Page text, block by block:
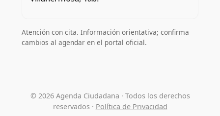
Atención con cita. Información orientativa; confirma
cambios al agendar en el portal oficial.
© 2026 Agenda Ciudadana · Todos los derechos
reservados · Política de Privacidad